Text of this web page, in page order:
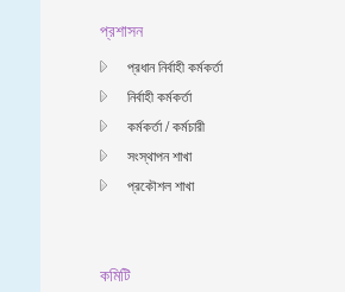
প্রশাসন
প্রধান নির্বাহী কর্মকর্তা
নির্বাহী কর্মকর্তা
কর্মকর্তা / কর্মচারী
সংস্থাপন শাখা
প্রকৌশল শাখা
কমিটি